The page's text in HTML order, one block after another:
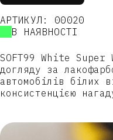
АРТИКУЛ: 00020
В НАЯВНОСТІ
SOFT99 White
догляду за
автомобілів білих
консистенцією